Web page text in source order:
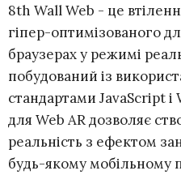
8th Wall Web - це
гіпер-оптимізованого
браузерах у режимі
побудований із
стандартами JavaScript
для Web AR дозволяє
реальність з ефектом
будь-якому мобільному